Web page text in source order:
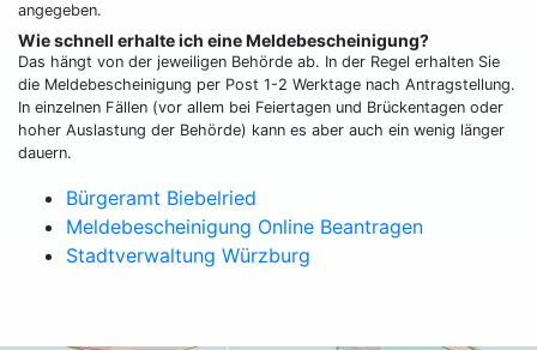
angegeben.
Wie schnell erhalte ich eine Meldebescheinigung?
Das hängt von der jeweiligen Behörde ab. In der Regel erhalten Sie
die Meldebescheinigung per Post 1-2 Werktage nach Antragstellung.
In einzelnen Fällen (vor allem bei Feiertagen und Brückentagen oder
hoher Auslastung der Behörde) kann es aber auch ein wenig länger
dauern.
Bürgeramt Biebelried
Meldebescheinigung Online Beantragen
Stadtverwaltung Würzburg